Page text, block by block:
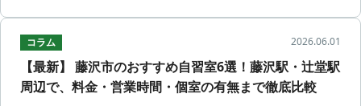
コラム 2026.06.01
【最新】 藤沢市のおすすめ自習室6選！藤沢駅・辻堂駅
周辺で、料金・営業時間・個室の有無まで徹底比較